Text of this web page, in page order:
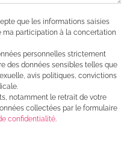
que les informations saisies
ma participation à la concertation
personnelles strictement
des données sensibles telles que
avis politiques, convictions
notamment le retrait de votre
collectées par le formulaire
confidentialité